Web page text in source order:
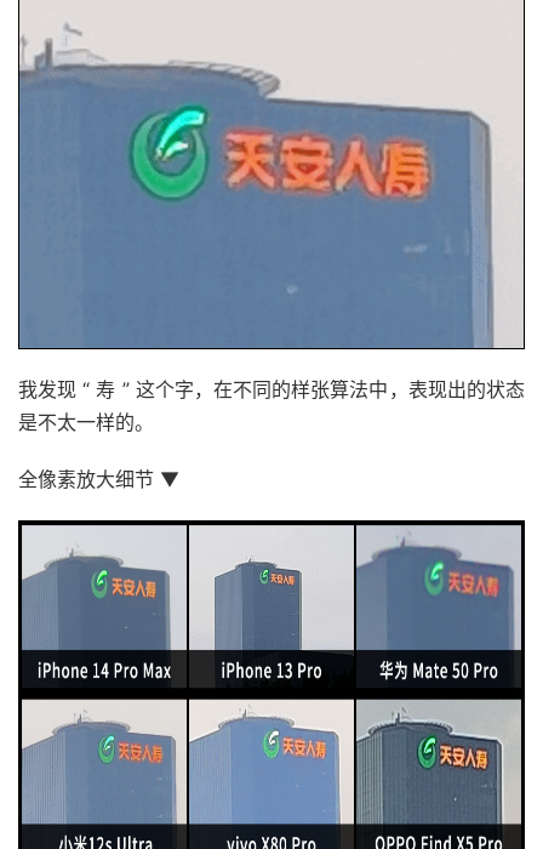
我发现 “ 寿 ” 这个字，在不同的样张算法中，表现出的状态
是不太一样的。
全像素放大细节 ▼